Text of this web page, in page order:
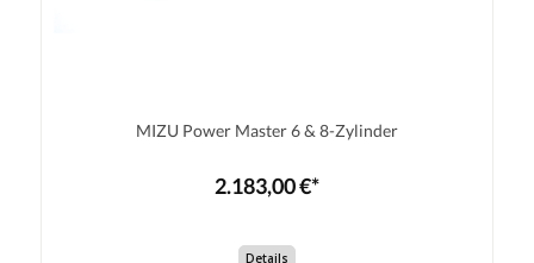
MIZU Power Master 6 & 8-Zylinder
2.183,00 €*
Details